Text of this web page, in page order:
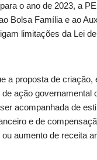
o ano de 2023, a
Bolsa Família e ao
limitações da Lei
a proposta de criação,
ação governamental
acompanhada de
e de
aumento de receita